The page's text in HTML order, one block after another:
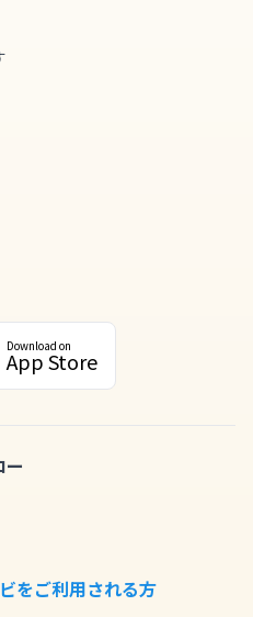
Download on
App Store
ー
をご利用される方